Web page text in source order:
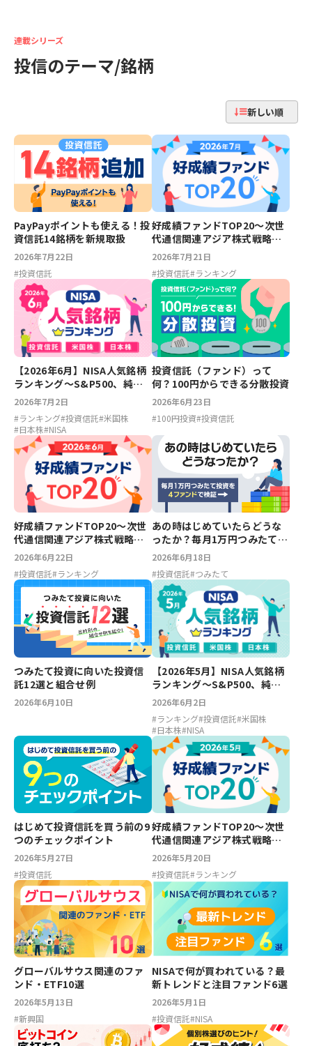
連載シリーズ
投信のテーマ/銘柄
新しい順
PayPayポイントも使える！投
資信託14銘柄を新規取扱
2026年7月22日
#投資信託
好成績ファンドTOP20～次世
代通信関連アジア株式戦略フ
ァンド、次世代通信関連世界
株式戦略ファンド【2026年7
月】
2026年7月21日
#投資信託#ランキング
【2026年6月】NISA人気銘柄
ランキング～S&P500、純金
ファンド、スペースX、キオク
シア
2026年7月2日
#ランキング#投資信託#米国株
#日本株#NISA
投資信託（ファンド）って
何？100円からできる分散投資
2026年6月23日
#100円投資#投資信託
好成績ファンドTOP20～次世
代通信関連アジア株式戦略フ
ァンド、次世代通信関連世界
株式戦略ファンド【2026年6
月】
2026年6月22日
#投資信託#ランキング
あの時はじめていたらどうな
ったか？毎月1万円つみたて投
資を4ファンドで検証
2026年6月18日
#投資信託#つみたて
つみたて投資に向いた投資信
託12選と組合せ例
2026年6月10日
【2026年5月】NISA人気銘柄
ランキング～S&P500、純金
ファンド、エヌビディア、キ
オクシア
2026年6月2日
#ランキング#投資信託#米国株
#日本株#NISA
はじめて投資信託を買う前の9
つのチェックポイント
2026年5月27日
#投資信託
好成績ファンドTOP20～次世
代通信関連アジア株式戦略フ
ァンド、小型ブルーチップオ
ープン【2026年5月】
2026年5月20日
#投資信託#ランキング
グローバルサウス関連のファ
ンド・ETF10選
2026年5月13日
#新興国
NISAで何が買われている？最
新トレンドと注目ファンド6選
2026年5月1日
#投資信託#NISA